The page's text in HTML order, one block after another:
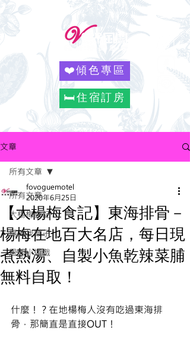
❤️傾色專區
🛏️住宿訂房
文章
所有文章
大楊梅食記
楊梅找樂子
風閣小遊戲
所有文章
【大楊梅食記】東海排骨－
楊梅在地百大名店，每日現
煮熱湯、自製小魚乾辣菜脯
無料自取！
fovoguemotel
2020年6月25日
什麼！？在地楊梅人沒有吃過東海排
骨，那簡直是直接OUT！